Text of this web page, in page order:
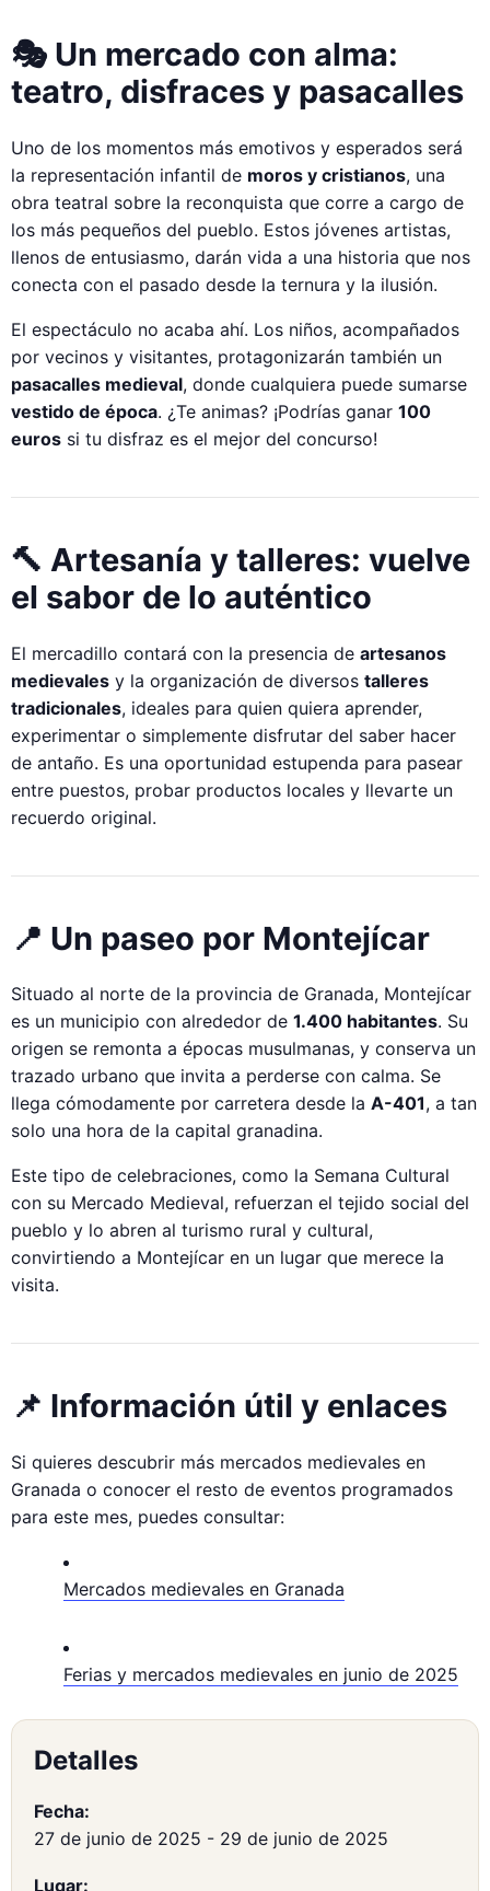
🎭 Un mercado con alma:
teatro, disfraces y pasacalles
Uno de los momentos más emotivos y esperados será
la representación infantil de moros y cristianos, una
obra teatral sobre la reconquista que corre a cargo de
los más pequeños del pueblo. Estos jóvenes artistas,
llenos de entusiasmo, darán vida a una historia que nos
conecta con el pasado desde la ternura y la ilusión.
El espectáculo no acaba ahí. Los niños, acompañados
por vecinos y visitantes, protagonizarán también un
pasacalles medieval, donde cualquiera puede sumarse
vestido de época. ¿Te animas? ¡Podrías ganar 100
euros si tu disfraz es el mejor del concurso!
🔨 Artesanía y talleres: vuelve
el sabor de lo auténtico
El mercadillo contará con la presencia de artesanos
medievales y la organización de diversos talleres
tradicionales, ideales para quien quiera aprender,
experimentar o simplemente disfrutar del saber hacer
de antaño. Es una oportunidad estupenda para pasear
entre puestos, probar productos locales y llevarte un
recuerdo original.
📍 Un paseo por Montejícar
Situado al norte de la provincia de Granada, Montejícar
es un municipio con alrededor de 1.400 habitantes. Su
origen se remonta a épocas musulmanas, y conserva un
trazado urbano que invita a perderse con calma. Se
llega cómodamente por carretera desde la A-401, a tan
solo una hora de la capital granadina.
Este tipo de celebraciones, como la Semana Cultural
con su Mercado Medieval, refuerzan el tejido social del
pueblo y lo abren al turismo rural y cultural,
convirtiendo a Montejícar en un lugar que merece la
visita.
📌 Información útil y enlaces
Si quieres descubrir más mercados medievales en
Granada o conocer el resto de eventos programados
para este mes, puedes consultar:
Mercados medievales en Granada
Ferias y mercados medievales en junio de 2025
Detalles
Fecha:
27 de junio de 2025 - 29 de junio de 2025
Lugar: